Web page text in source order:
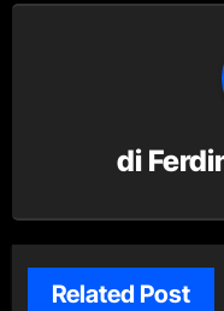
di
Related Post